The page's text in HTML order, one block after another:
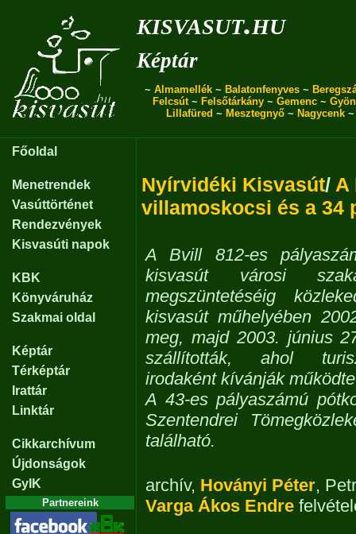
kisvasut.hu
Képtár
~ Almamellék ~ Balatonfenyves ~
Felcsút~ Felsőtárkány ~ Gemenc ~
Lillafüred ~ Mesztegnyő~ Nagycenk
Főoldal
Menetrendek
Vasúttörténet
Rendezvények
Kisvasúti napok
KBK
Könyváruház
Szakmai oldal
Képtár
Térképtár
Irattár
Linktár
Cikkarchívum
Újdonságok
GyIK
Partnereink
Nyírvidéki Kisvasút/ A
villamoskocsi és a 34
A Bvill 812-es
kisvasút városi
megszüntetéséig
kisvasút műhelyében
meg, majd 2003. június
szállították, ahol
irodaként kívánják
A 43-es pályaszámú
Szentendrei
található.
archív, Hoványi Péter,
Varga Ákos Endre